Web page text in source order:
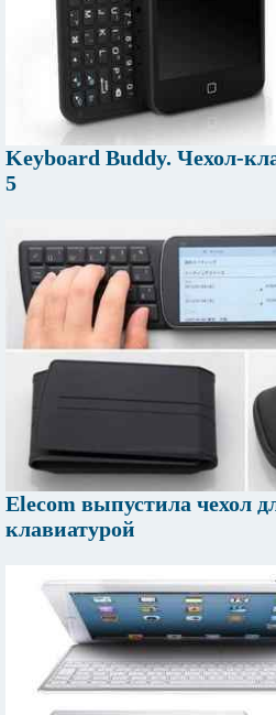
Keyboard Buddy. Чехол-
5
Elecom выпустила чехол
клавиатурой